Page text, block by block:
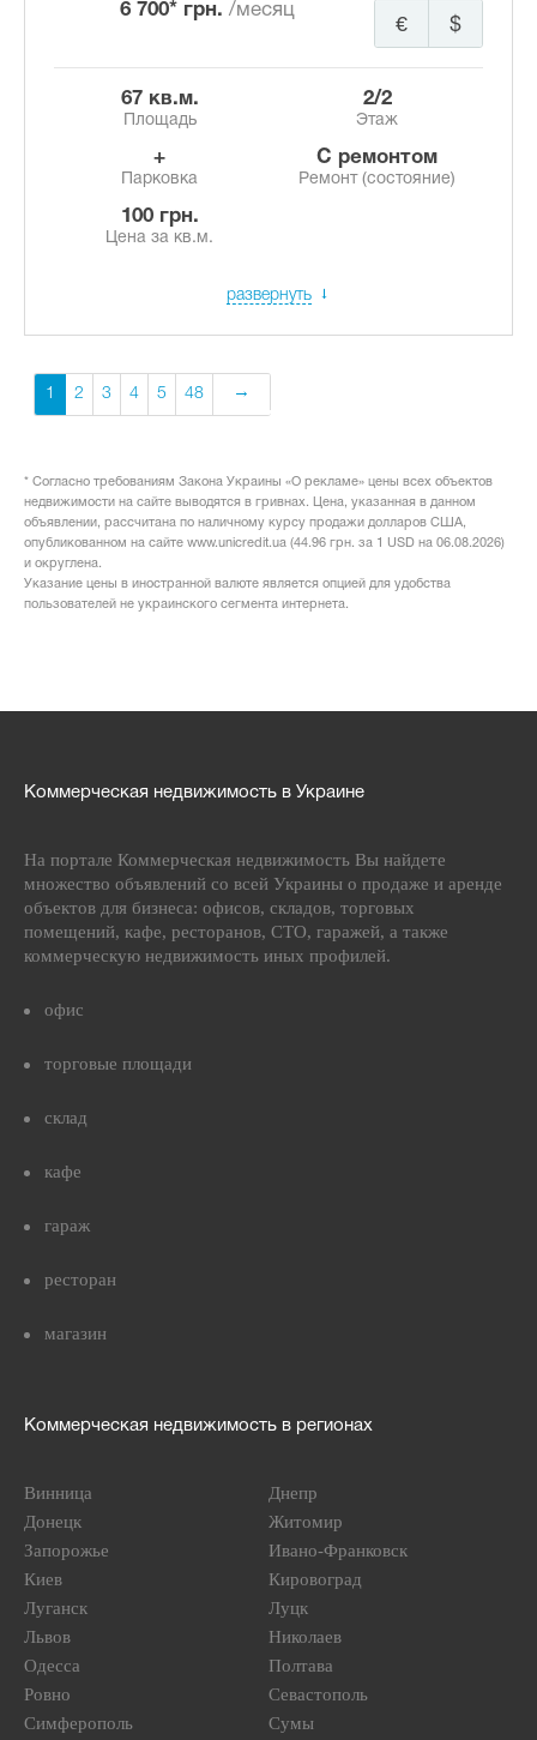
6 700* грн. /месяц
$
€
67 кв.м.
Площадь
2/2
Этаж
+
Парковка
с ремонтом
Ремонт (состояние)
100 грн.
Цена за кв.м.
развернуть
1 2 3 4 5 48
* Согласно требованиям Закона Украины «О рекламе» цены всех объектов
недвижимости на сайте выводятся в гривнах. Цена, указанная в данном
объявлении, рассчитана по наличному курсу продажи долларов США,
опубликованном на сайте www.unicredit.ua (44.96 грн. за 1 USD на 06.08.2026)
и округлена.
Указание цены в иностранной валюте является опцией для удобства
пользователей не украинского сегмента интернета.
Коммерческая недвижимость в Украине
На портале Коммерческая недвижимость Вы найдете
множество объявлений со всей Украины о продаже и аренде
объектов для бизнеса: офисов, складов, торговых
помещений, кафе, ресторанов, СТО, гаражей, а также
коммерческую недвижимость иных профилей.
офис
торговые площади
склад
кафе
гараж
ресторан
магазин
Коммерческая недвижимость в регионах
Винница
Днепр
Донецк
Житомир
Запорожье
Ивано-Франковск
Киев
Кировоград
Луганск
Луцк
Львов
Николаев
Одесса
Полтава
Ровно
Севастополь
Симферополь
Сумы